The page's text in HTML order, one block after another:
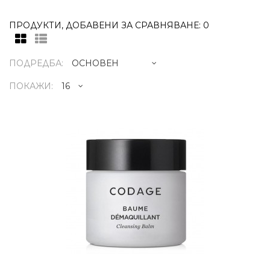
ПРОДУКТИ, ДОБАВЕНИ ЗА СРАВНЯВАНЕ: 0
ПОДРЕДБА:
ПОКАЖИ:
ПОДХРАНВА - ДЕТОКС -
почистващ балсам, който се
масло ..